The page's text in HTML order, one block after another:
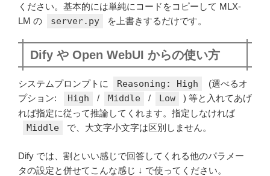
ください。基本的には単純にコードをコピーして MLX-
LM の
server.py を上書きするだけです。
Dify や Open WebUI からの使い方
システムプロンプトに Reasoning: High
(選べるオ
プション:
High / Middle / Low
) 等と入れてあげ
れば指定に従って推論してくれます。指定しなければ
Middle で、大文字小文字は区別しません。
Dify では、割といい感じで回答してくれる他のパラメー
タの設定と併せてこんな感じ ↓ で使ってください。